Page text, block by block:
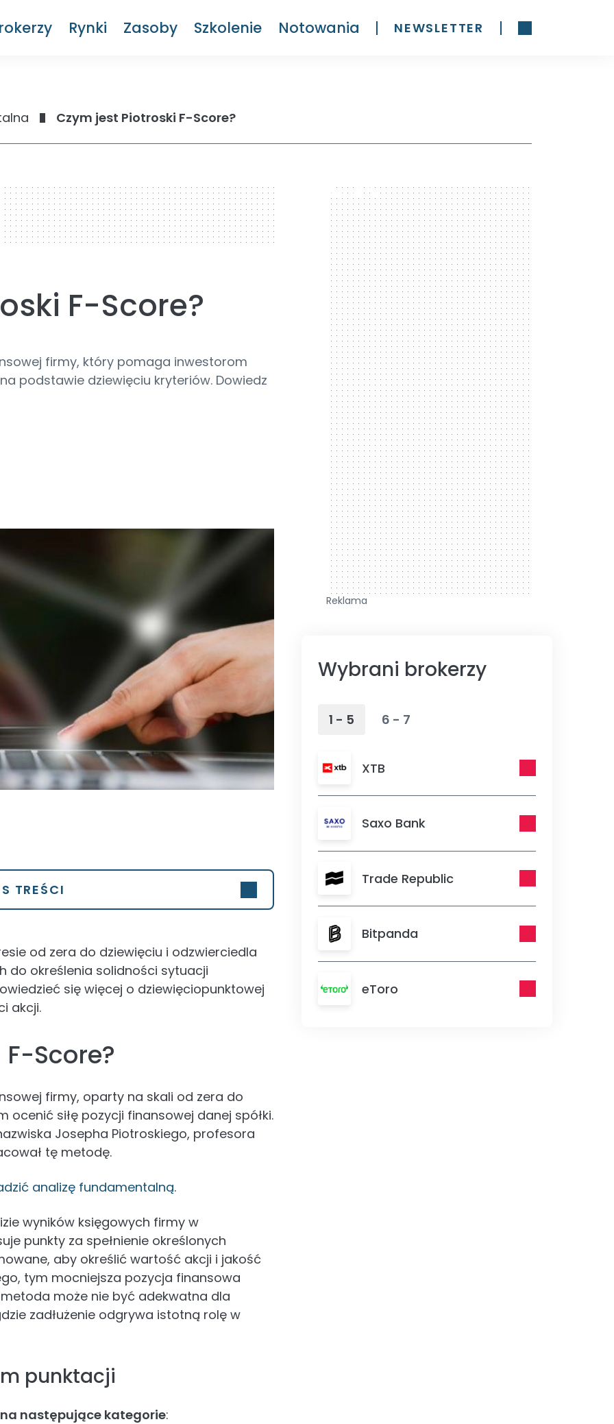
Rynki Zasoby Szkolenie Notowania NEWSLETTER
Czym jest Piotroski F-Score?
F-Score?
firmy, który pomaga inwestorom
podstawie dziewięciu kryteriów. Dowiedz
TREŚCI
od zera do dziewięciu i odzwierciedla
do określenia solidności sytuacji
się więcej o dziewięciopunktowej
akcji.
Score?
firmy, oparty na skali od zera do
siłę pozycji finansowej danej spółki.
Josepha Piotroskiego, profesora
tę metodę.
analizę fundamentalną.
wyników księgowych firmy w
punkty za spełnienie określonych
aby określić wartość akcji i jakość
tym mocniejsza pozycja finansowa
może nie być adekwatna dla
zadłużenie odgrywa istotną rolę w
punktacji
następujące kategorie:
300 x 600
Reklama
Wybrani brokerzy
1 - 5 6 - 7
XTB
Saxo Bank
Trade Republic
Bitpanda
eToro